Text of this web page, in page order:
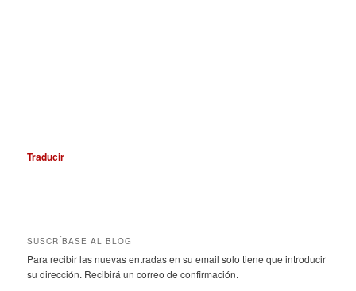
Traducir
SUSCRÍBASE AL BLOG
Para recibir las nuevas entradas en su email solo tiene que introducir
su dirección. Recibirá un correo de confirmación.